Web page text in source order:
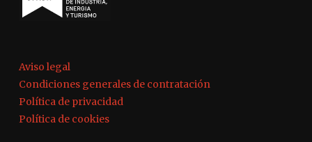
Aviso legal
Condiciones generales de contratación
Política de privacidad
Política de cookies